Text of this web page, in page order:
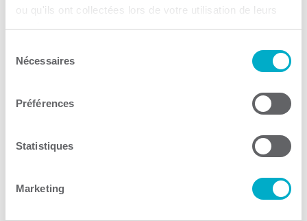
ou qu'ils ont collectées lors de votre utilisation de leurs
services.
Nécessaires
Préférences
Statistiques
Marketing
Consulter le site Web